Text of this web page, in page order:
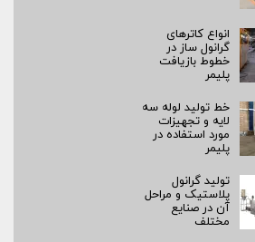
انواع کاترهای
گرانول ساز در
خطوط بازیافت
پلیمر
خط تولید لوله سه
لایه و تجهیزات
مورد استفاده در
پلیمر
تولید گرانول
پلاستیک و مراحل
آن در صنایع
مختلف